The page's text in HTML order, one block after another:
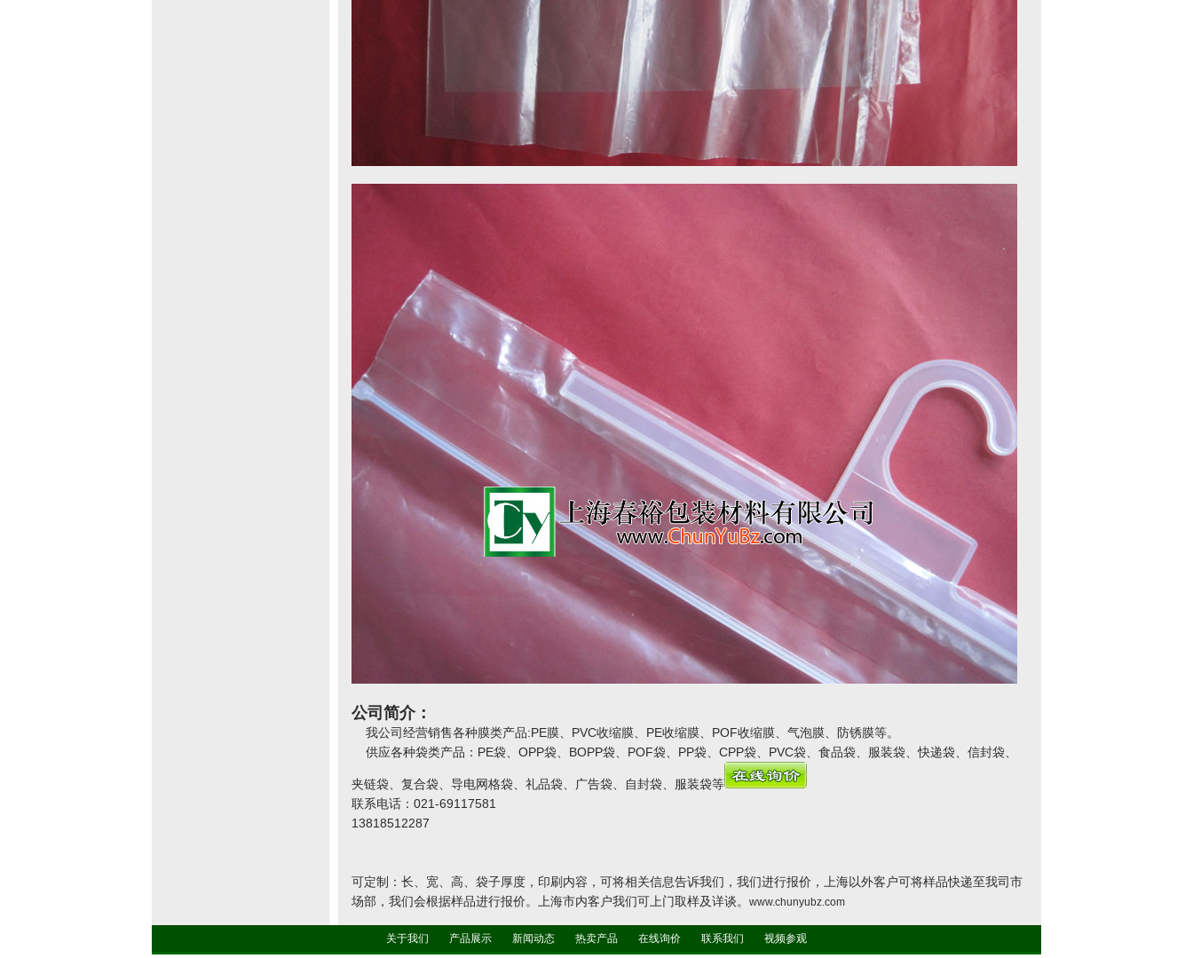
公司简介：
我公司经营销售各种膜类产品:PE膜、PVC收缩膜、PE收缩膜、POF收缩膜、气泡膜、防锈膜等。
供应各种袋类产品：PE袋、OPP袋、BOPP袋、POF袋、PP袋、CPP袋、PVC袋、食品袋、服装袋、快递袋、信封袋、
夹链袋、复合袋、导电网格袋、礼品袋、广告袋、自封袋、服装袋等
联系电话：021-69117581
13818512287
可定制：长、宽、高、袋子厚度，印刷内容，可将相关信息告诉我们，我们进行报价，上海以外客户可将样品快递至我司市
场部，我们会根据样品进行报价。上海市内客户我们可上门取样及详谈。 www.chunyubz.com
关于我们 产品展示 新闻动态 热卖产品 在线询价 联系我们 视频参观